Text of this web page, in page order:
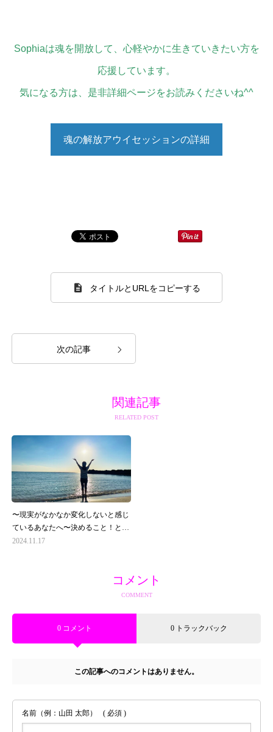
Sophiaは魂を開放して、心軽やかに生きていきたい方を
応援しています。
気になる方は、是非詳細ページをお読みくださいね^^
魂の解放アウイセッションの詳細
タイトルとURLをコピーする
次の記事
関連記事
RELATED POST
〜現実がなかなか変化しないと感じ
ているあなたへ〜決めること！と行
動すること！は二つで一つ
2024.11.17
コメント
COMMENT
0 コメント 0 トラックバック
この記事へのコメントはありません。
名前（例：山田 太郎） ( 必須 )